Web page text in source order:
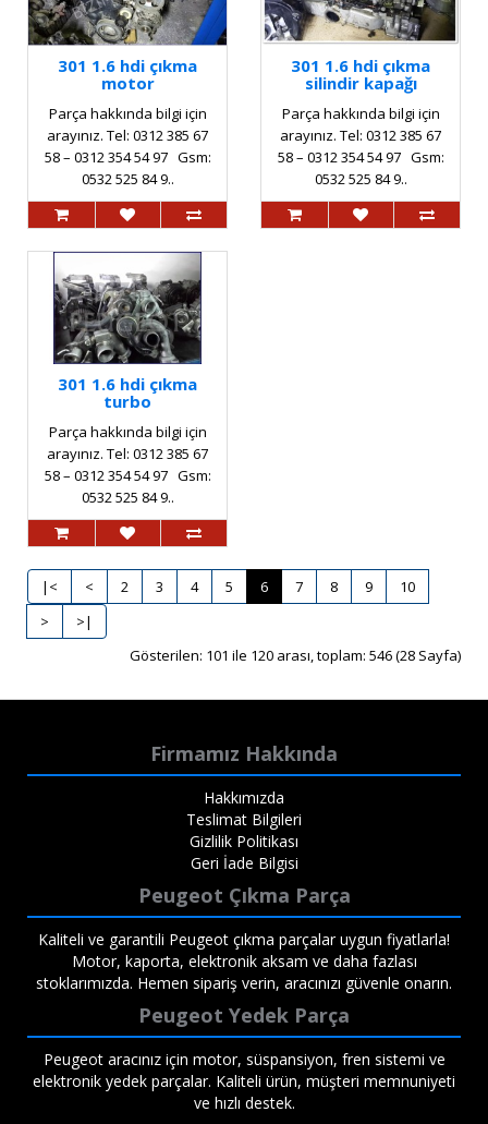
301 1.6 hdi çıkma
motor
Parça hakkında bilgi için
arayınız. Tel: 0312 385 67
58 – 0312 354 54 97 Gsm:
0532 525 84 9..
301 1.6 hdi çıkma
silindir kapağı
Parça hakkında bilgi için
arayınız. Tel: 0312 385 67
58 – 0312 354 54 97 Gsm:
0532 525 84 9..
301 1.6 hdi çıkma
turbo
Parça hakkında bilgi için
arayınız. Tel: 0312 385 67
58 – 0312 354 54 97 Gsm:
0532 525 84 9..
|< < 2 3 4 5 6 7 8 9
10
>
>|
Gösterilen: 101 ile 120 arası, toplam: 546 (28 Sayfa)
Firmamız Hakkında
Hakkımızda
Teslimat Bilgileri
Gizlilik Politikası
Geri İade Bilgisi
Peugeot Çıkma Parça
Kaliteli ve garantili Peugeot çıkma parçalar uygun fiyatlarla!
Motor, kaporta, elektronik aksam ve daha fazlası
stoklarımızda. Hemen sipariş verin, aracınızı güvenle onarın.
Peugeot Yedek Parça
Peugeot aracınız için motor, süspansiyon, fren sistemi ve
elektronik yedek parçalar. Kaliteli ürün, müşteri memnuniyeti
ve hızlı destek.